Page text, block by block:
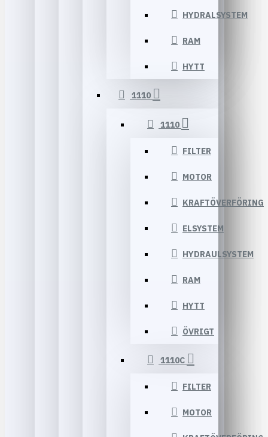
HYDRALSYSTEM
RAM
HYTT
1110
1110
FILTER
MOTOR
KRAFTÖVERFÖRING
ELSYSTEM
HYDRAULSYSTEM
RAM
HYTT
ÖVRIGT
1110C
FILTER
MOTOR